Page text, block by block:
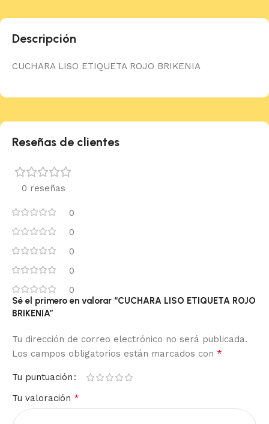
Descripción
CUCHARA LISO ETIQUETA ROJO BRIKENIA
Reseñas de clientes
0 reseñas
0
0
0
0
0
Sé el primero en valorar “CUCHARA LISO ETIQUETA ROJO
BRIKENIA”
Tu dirección de correo electrónico no será publicada.
Los campos obligatorios están marcados con *
Tu puntuación
Tu valoración *